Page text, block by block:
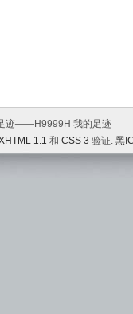
迹——H9999H 我的足迹
1.1 和 CSS 3 验证. 黑